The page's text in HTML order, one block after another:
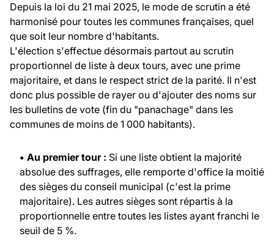
Depuis la loi du 21 mai 2025, le mode de scrutin a été
harmonisé pour toutes les communes françaises, quel
que soit leur nombre d'habitants.
L'élection s'effectue désormais partout au scrutin
proportionnel de liste à deux tours, avec une prime
majoritaire, et dans le respect strict de la parité. Il n'est
donc plus possible de rayer ou d'ajouter des noms sur
les bulletins de vote (fin du "panachage" dans les
communes de moins de 1 000 habitants).
• Au premier tour : Si une liste obtient la majorité
absolue des suffrages, elle remporte d'office la moitié
des sièges du conseil municipal (c'est la prime
majoritaire). Les autres sièges sont répartis à la
proportionnelle entre toutes les listes ayant franchi le
seuil de 5 %.